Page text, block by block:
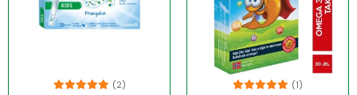
(2) (1)